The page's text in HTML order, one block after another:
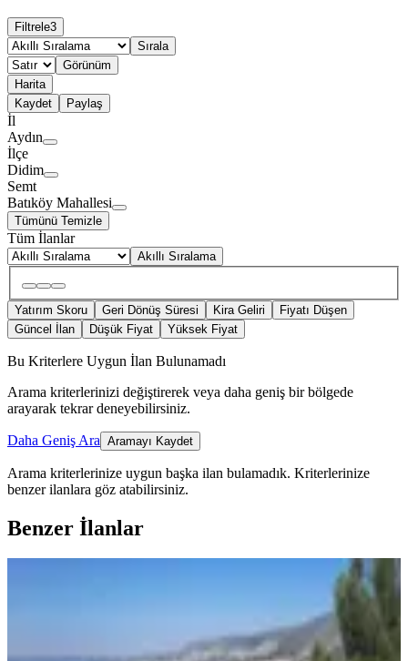
Filtrele3
Sırala
Görünüm
Harita
Kaydet
Paylaş
İl
Aydın
İlçe
Didim
Semt
Batıköy Mahallesi
Tümünü Temizle
Tüm İlanlar
Akıllı Sıralama
Yatırım Skoru Geri Dönüş Süresi Kira Geliri
Fiyatı Düşen
Güncel İlan
Düşük Fiyat Yüksek Fiyat
Bu Kriterlere Uygun İlan Bulunamadı
Arama kriterlerinizi değiştirerek veya daha geniş bir bölgede
arayarak tekrar deneyebilirsiniz.
Daha Geniş Ara Aramayı Kaydet
Arama kriterlerinize uygun başka ilan bulamadık. Kriterlerinize
benzer ilanlara göz atabilirsiniz.
Benzer İlanlar
Didim Akbük Yeşilçam Sitesinde
Didim, Akbük Mahallesi